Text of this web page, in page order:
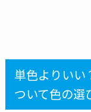
単色よりいい
ついて色の選